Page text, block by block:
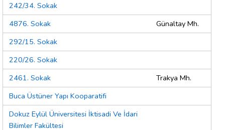
242/34. Sokak
4876. Sokak
Günaltay Mh.
292/15. Sokak
220/26. Sokak
2461. Sokak
Trakya Mh.
Buca Üstüner Yapı Kooparatifi
Dokuz Eylül Üniversitesi İktisadi Ve İdari
Bilimler Fakültesi